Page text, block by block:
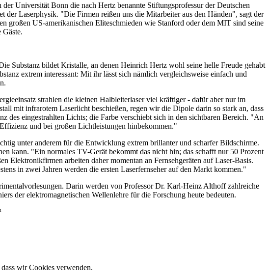
Universität Bonn die nach Hertz benannte Stiftungsprofessur der Deutschen
der Laserphysik. "Die Firmen reißen uns die Mitarbeiter aus den Händen", sagt der
US-amerikanischen Eliteschmieden wie Stanford oder dem MIT sind seine
Gäste.
Substanz bildet Kristalle, an denen Heinrich Hertz wohl seine helle Freude gehabt
extrem interessant: Mit ihr lässt sich nämlich vergleichsweise einfach und
strahlen die kleinen Halbleiterlaser viel kräftiger - dafür aber nur im
mit infrarotem Laserlicht beschießen, regen wir die Dipole darin so stark an, dass
des eingestrahlten Lichts; die Farbe verschiebt sich in den sichtbaren Bereich. "An
und bei großen Lichtleistungen hinbekommen."
unter anderem für die Entwicklung extrem brillanter und scharfer Bildschirme.
kann. "Ein normales TV-Gerät bekommt das nicht hin; das schafft nur 50 Prozent
arbeiten daher momentan an Fernsehgeräten auf Laser-Basis.
in zwei Jahren werden die ersten Laserfernseher auf den Markt kommen."
Darin werden von Professor Dr. Karl-Heinz Althoff zahlreiche
der elektromagnetischen Wellenlehre für die Forschung heute bedeuten.
wir Cookies verwenden.